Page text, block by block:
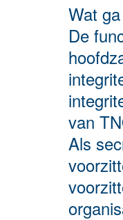
Wat
De
van
Als